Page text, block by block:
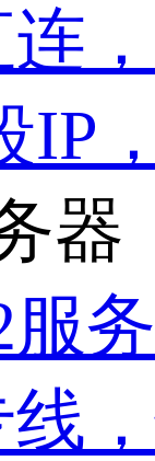
连
IP
器
服
线